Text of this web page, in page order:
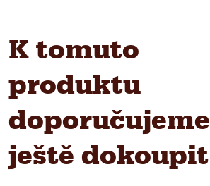
K tomuto
produktu
doporučujeme
ještě dokoupit